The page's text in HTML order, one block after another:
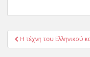
Πλοήγηση
άρθρων
Η τέχνη του Ελληνικού